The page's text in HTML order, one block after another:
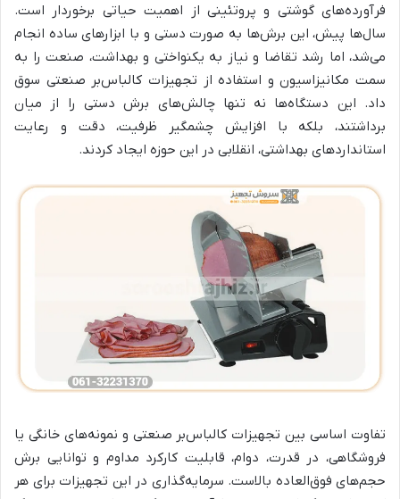
فرآورده‌های گوشتی و پروتئینی از اهمیت حیاتی برخوردار است.
سال‌ها پیش، این برش‌ها به صورت دستی و با ابزارهای ساده انجام
می‌شد، اما رشد تقاضا و نیاز به یکنواختی و بهداشت، صنعت را به
سمت مکانیزاسیون و استفاده از تجهیزات کالباس‌بر صنعتی سوق
داد. این دستگاه‌ها نه تنها چالش‌های برش دستی را از میان
برداشتند، بلکه با افزایش چشمگیر ظرفیت، دقت و رعایت
استانداردهای بهداشتی، انقلابی در این حوزه ایجاد کردند.
تفاوت اساسی بین تجهیزات کالباس‌بر صنعتی و نمونه‌های خانگی یا
فروشگاهی، در قدرت، دوام، قابلیت کارکرد مداوم و توانایی برش
حجم‌های فوق‌العاده بالاست. سرمایه‌گذاری در این تجهیزات برای هر